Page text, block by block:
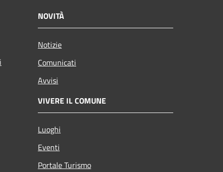
NOVITÀ
Notizie
Comunicati
Avvisi
VIVERE IL COMUNE
Luoghi
Eventi
Portale Turismo